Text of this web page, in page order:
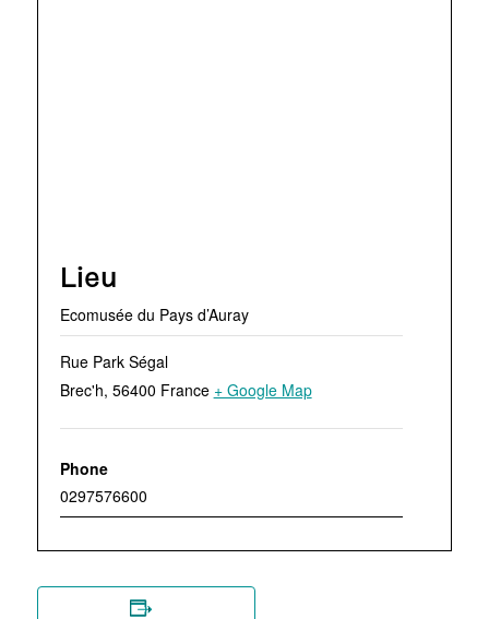
Lieu
Ecomusée du Pays d’Auray
Rue Park Ségal
Brec'h, 56400 France + Google Map
Phone
0297576600